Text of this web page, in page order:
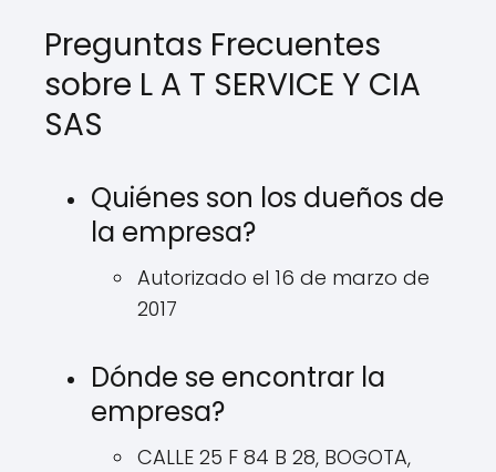
Preguntas Frecuentes
sobre L A T SERVICE Y CIA
SAS
Quiénes son los dueños de
la empresa?
Autorizado el 16 de marzo de
2017
Dónde se encontrar la
empresa?
CALLE 25 F 84 B 28, BOGOTA,